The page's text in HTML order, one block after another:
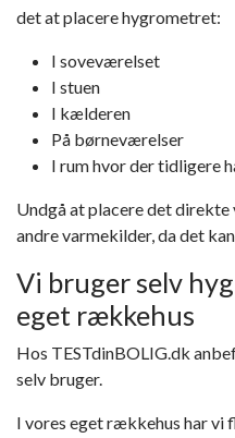
det at placere hygrometret:
I soveværelset
I stuen
I kælderen
På børneværelser
I rum hvor der tidligere
Undgå at placere det
andre varmekilder, da det
Vi bruger selv
eget rækkehus
Hos TESTdinBOLIG.dk
selv bruger.
I vores eget rækkehus har vi